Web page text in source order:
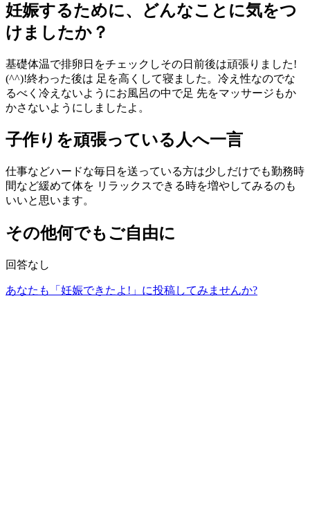
妊娠するために、どんなことに気をつ
けましたか？
基礎体温で排卵日をチェックしその日前後は頑張りました!
(^^)!終わった後は 足を高くして寝ました。冷え性なのでな
るべく冷えないようにお風呂の中で足 先をマッサージもか
かさないようにしましたよ。
子作りを頑張っている人へ一言
仕事などハードな毎日を送っている方は少しだけでも勤務時
間など緩めて体を リラックスできる時を増やしてみるのも
いいと思います。
その他何でもご自由に
回答なし
あなたも「妊娠できたよ!」に投稿してみませんか?